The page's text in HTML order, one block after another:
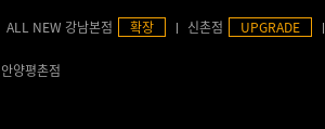
ALL NEW 강남본점 확장 신촌점 UPGRADE
안양평촌점